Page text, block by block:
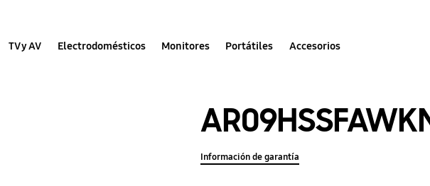
TV y AV Electrodomésticos Monitores Portátiles Accesorios
Información de garantía